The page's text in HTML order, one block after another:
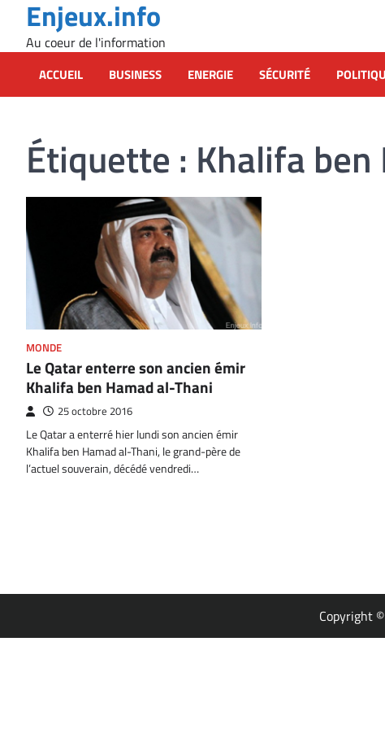
content
Enjeux.info
Au coeur de l'information
ACCUEIL BUSINESS ENERGIE SÉCURITÉ
Étiquette : Khalifa
MONDE
Le Qatar enterre son ancien émir
Khalifa ben Hamad al-Thani
25 octobre 2016
Le Qatar a enterré hier lundi son ancien émir
Khalifa ben Hamad al-Thani, le grand-père de
l’actuel souverain, décédé vendredi…
Copyright